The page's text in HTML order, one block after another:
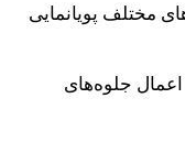
مختلف پویانمایی
اعمال جلوه‌های